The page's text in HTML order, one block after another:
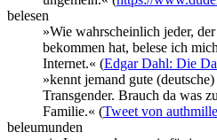
belesen
»Wie wahrscheinlich jeder,
bekommen hat, belese ich
Internet.« (Edgar Dahl: Die
»kennt jemand gute
Transgender. Brauch da was
Familie.« (Tweet von
beleumunden